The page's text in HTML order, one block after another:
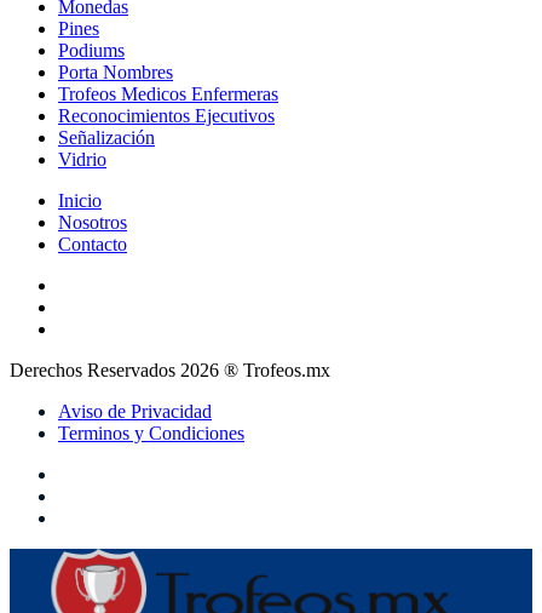
Monedas
Pines
Podiums
Porta Nombres
Trofeos Medicos Enfermeras
Reconocimientos Ejecutivos
Señalización
Vidrio
Inicio
Nosotros
Contacto
Derechos Reservados 2026 ® Trofeos.mx
Aviso de Privacidad
Terminos y Condiciones